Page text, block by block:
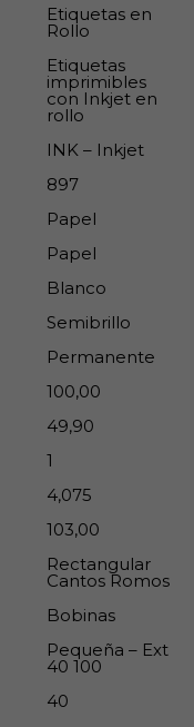
Etiquetas en
Rollo
Etiquetas
imprimibles
con Inkjet en
rollo
INK – Inkjet
897
Papel
Papel
Blanco
Semibrillo
Permanente
100,00
49,90
1
4,075
103,00
Rectangular
Cantos Romos
Bobinas
Pequeña – Ext
40 100
40